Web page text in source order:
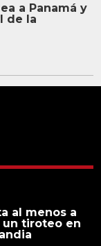
a Panamá y
de la
al menos a
un tiroteo en